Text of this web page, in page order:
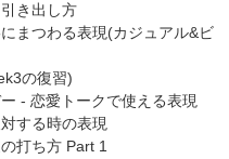
き出し方
まつわる表現(カジュアル&ビ
の復習)
- 恋愛トークで使える表現
する時の表現
打ち方 Part 1